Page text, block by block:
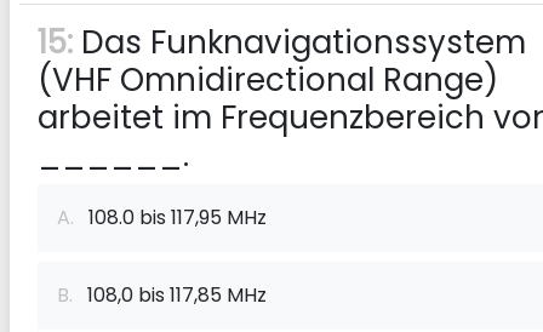
15: Das Funknavigationssystem
(VHF Omnidirectional Range)
arbeitet im Frequenzbereich
______.
A. 108.0 bis 117,95 MHz
B. 108,0 bis 117,85 MHz